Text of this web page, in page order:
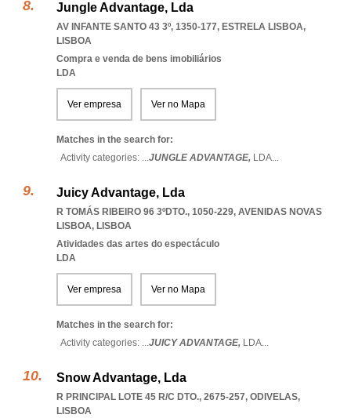
Jungle Advantage, Lda
AV INFANTE SANTO 43 3º, 1350-177, ESTRELA LISBOA,
LISBOA
Compra e venda de bens imobiliários
LDA
Ver empresa Ver no Mapa
Matches in the search for:
Activity categories: ...JUNGLE ADVANTAGE, LDA...
Juicy Advantage, Lda
R TOMÁS RIBEIRO 96 3ºDTO., 1050-229, AVENIDAS NOVAS
LISBOA, LISBOA
Atividades das artes do espectáculo
LDA
Ver empresa Ver no Mapa
Matches in the search for:
Activity categories: ...JUICY ADVANTAGE, LDA...
Snow Advantage, Lda
R PRINCIPAL LOTE 45 R/C DTO., 2675-257, ODIVELAS,
LISBOA